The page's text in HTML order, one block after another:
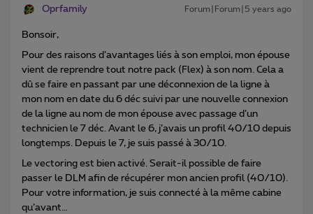
Oprfamily Forum|Forum|5 years ago
Bonsoir,
Pour des raisons d’avantages liés à son emploi, mon épouse
vient de reprendre tout notre pack (Flex) à son nom. Cela a
dû se faire en passant par une déconnexion de la ligne à
mon nom en date du 6 déc suivi par une nouvelle connexion
de la ligne au nom de mon épouse avec passage d’un
technicien le 7 déc. Avant le 6, j’avais un profil 40/10 depuis
longtemps. Depuis le 7, je suis passé à 30/10.
Le vectoring est bien activé. Serait-il possible de faire
passer le DLM afin de récupérer mon ancien profil (40/10).
Pour votre information, je suis connecté à la même cabine
qu’avant…